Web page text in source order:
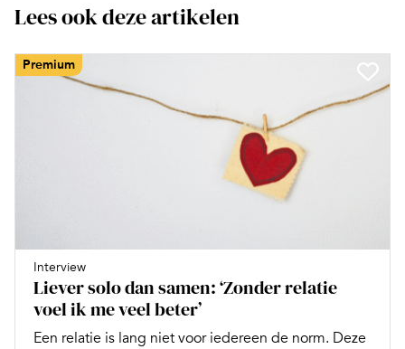
Lees ook deze artikelen
Premium
Interview
Liever solo dan samen: ‘Zonder relatie
voel ik me veel beter’
Een relatie is lang niet voor iedereen de norm. Deze